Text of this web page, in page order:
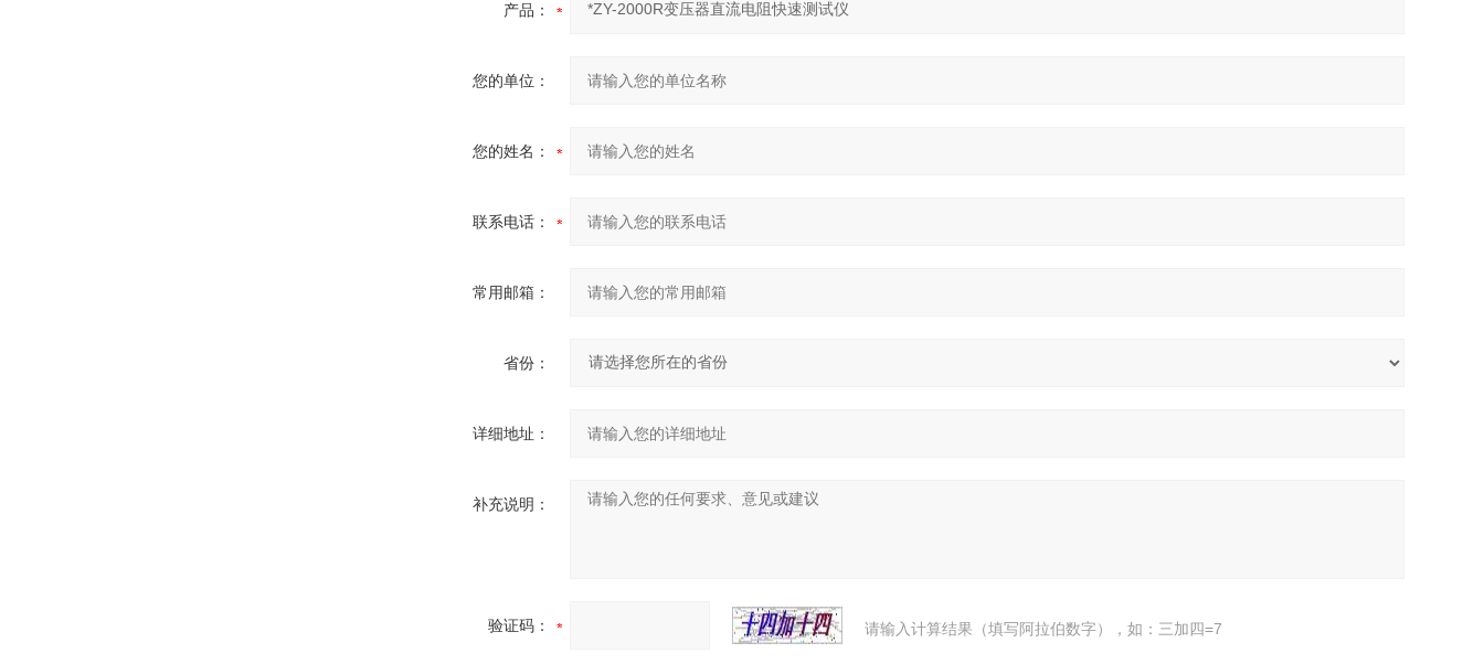
产品：
您的单位：
您的姓名：
联系电话：
常用邮箱：
省份：
详细地址：
补充说明：
验证码： 请输入计算结果（填写阿拉伯数字），如：三加四=7